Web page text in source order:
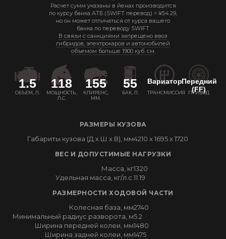
ОБЪЕМ, Л.
1.5
МОЩНОСТЬ,
Л.С.
118
КЛИРЕНС,
ММ.
155
БАК, Л.
55
ТРАНСМИССИЯ
Вариатор
ПРИВОД
Передний
(FF)
РАЗМЕРЫ КУЗОВА
Габариты кузова (Д x Ш x В), мм4210 x 1695 x 1720
ВЕС И ДОПУСТИМЫЕ НАГРУЗКИ
Масса, кг1320
Удельная масса, кг/л.с. 11.19
РАЗМЕРНОСТИ ХОДОВОЙ ЧАСТИ
Колесная база, мм2740
Минимальный радиус разворота, м5.2
Ширина передней колеи, мм1480
Ширина задней колеи, мм1475
Расчет сумм указаны в йенах производится
по курсу банка АТБ (SWIFT перевод) = ¥54.29,
но он может отличаться от курса вашего
банка по переводу SWIFT
В связи с санкциями запрещено ввоз
гибридов, электрокаров и автомобилей
объемом больше 1900 куб. см.